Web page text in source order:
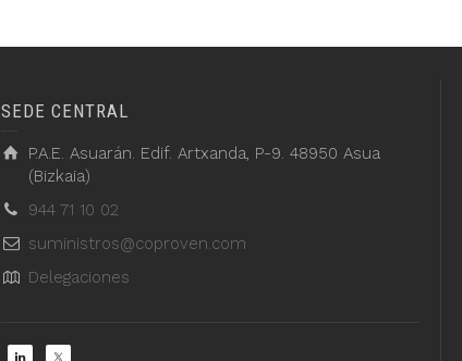
SEDE CENTRAL
P.A.E. Asuarán. Edif. Artxanda, P-9. 48950 Asua
(Bizkaia)
944 71 10 02
suministros@coproven.com
Delegaciones